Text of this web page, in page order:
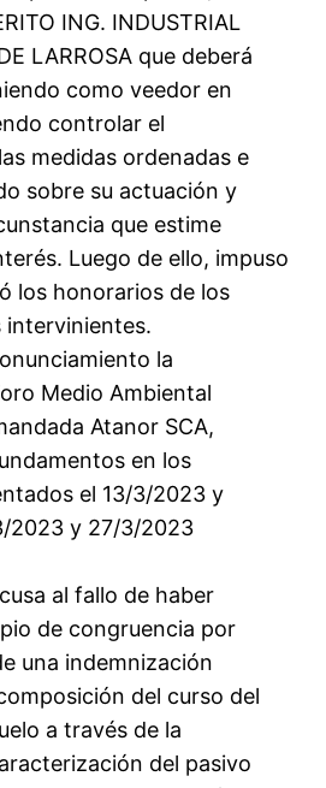
ING. INDUSTRIAL
LARROSA que deberá
como veedor en
controlar el
medidas ordenadas e
sobre su actuación y
que estime
Luego de ello, impuso
los honorarios de los
la
Medio Ambiental
Atanor SCA,
en los
el 13/3/2023 y
2023 y 27/3/2023
al fallo de haber
de congruencia por
una indemnización
del curso del
a través de la
del pasivo